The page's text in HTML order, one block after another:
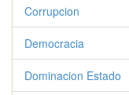
Corrupcion
Democracia
Dominacion Estado